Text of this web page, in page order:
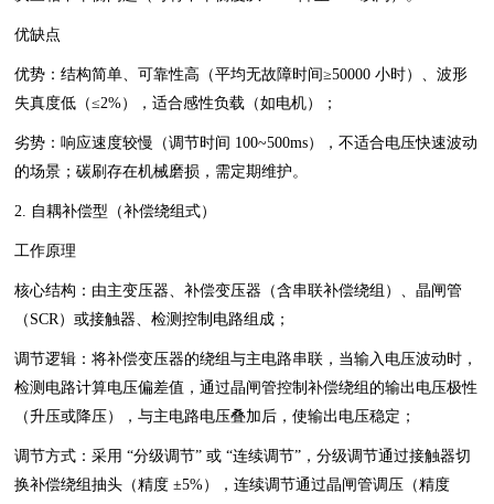
优缺点
优势：结构简单、可靠性高（平均无故障时间≥50000 小时）、波形
失真度低（≤2%），适合感性负载（如电机）；
劣势：响应速度较慢（调节时间 100~500ms），不适合电压快速波动
的场景；碳刷存在机械磨损，需定期维护。
2. 自耦补偿型（补偿绕组式）
工作原理
核心结构：由主变压器、补偿变压器（含串联补偿绕组）、晶闸管
（SCR）或接触器、检测控制电路组成；
调节逻辑：将补偿变压器的绕组与主电路串联，当输入电压波动时，
检测电路计算电压偏差值，通过晶闸管控制补偿绕组的输出电压极性
（升压或降压），与主电路电压叠加后，使输出电压稳定；
调节方式：采用 “分级调节” 或 “连续调节”，分级调节通过接触器切
换补偿绕组抽头（精度 ±5%），连续调节通过晶闸管调压（精度